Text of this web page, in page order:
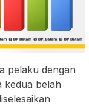
pelaku dengan
kedua belah